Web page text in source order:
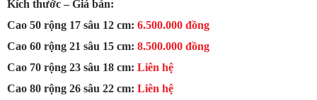
Kích thước – Giá bán:
Cao 50 rộng 17 sâu 12 cm: 6.500.000 đồng
Cao 60 rộng 21 sâu 15 cm: 8.500.000 đồng
Cao 70 rộng 23 sâu 18 cm: Liên hệ
Cao 80 rộng 26 sâu 22 cm: Liên hệ